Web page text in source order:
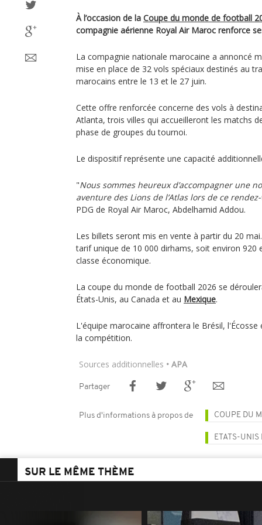
À l’occasion de la Coupe du monde de football
compagnie aérienne Royal Air Maroc renforce
La compagnie nationale marocaine a annoncé
mise en place de 32 vols spéciaux destinés au
marocains entre le 13 et le 27 juin.
Cette offre renforcée concerne des vols à
Atlanta, trois villes qui accueilleront les matchs
phase de groupes du tournoi.
Le dispositif représente une capacité
"Nous sommes heureux d’accompagner une
aventure des Lions de l’Atlas lors de ce
PDG de Royal Air Maroc, Abdelhamid Addou.
Les billets seront mis en vente à partir du 20
tarif unique de 10 000 dirhams, soit environ 920
classe économique.
La coupe du monde de football 2026 se
États-Unis, au Canada et au Mexique.
L'équipe marocaine affrontera le Brésil,
la compétition.
Sources additionnelles • APA
Partager
Plus d'informations à propos de COUPE DU
ETATS-UNIS
SUR LE MÊME THÈME